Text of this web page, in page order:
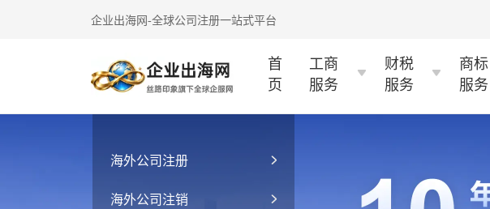
企业出海网-全球公司注册一站式平台
首
页
工商
服务
财税
服务
商标
服务
海外公司注册
海外公司注销